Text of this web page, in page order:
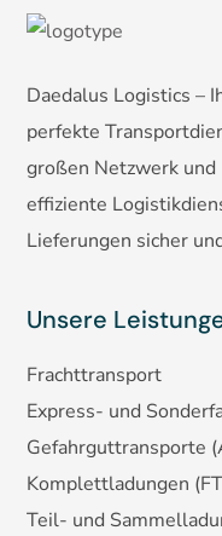
Daedalus Logistics –
perfekte
großen Netzwerk
effiziente
Lieferungen sicher
Unsere
Frachttransport
Express- und
Gefahrguttransporte
Komplettladungen
Teil- und